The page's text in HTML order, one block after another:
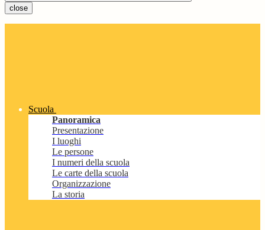
close
Scuola
Panoramica
Presentazione
I luoghi
Le persone
I numeri della scuola
Le carte della scuola
Organizzazione
La storia